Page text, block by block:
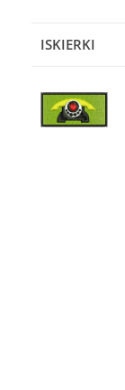
ISKIERKI